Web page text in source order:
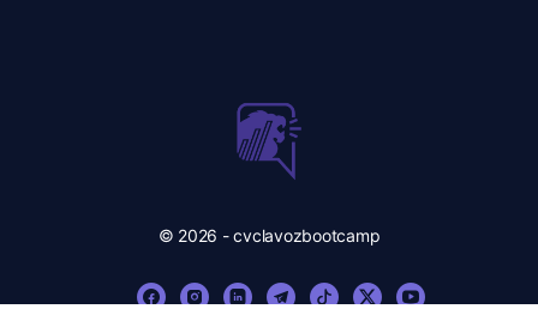
© 2026 - cvclavozbootcamp